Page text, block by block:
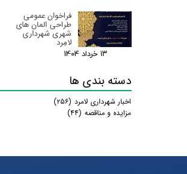
فراخوان عمومی
طراحی المان های
شهری شهرداری
لامِرد
۱۳ خرداد ۰۴
دسته بندی ها
اخبار شهرداری لامرد (۲۵۶)
مزایده و مناقصه (۴۴)